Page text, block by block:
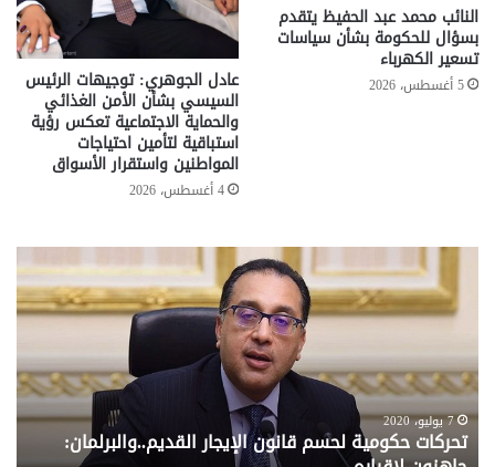
النائب محمد عبد الحفيظ يتقدم
بسؤال للحكومة بشأن سياسات
تسعير الكهرباء
5 أغسطس، 2026 عادل الجوهري: توجيهات الرئيس
السيسي بشأن الأمن الغذائي
والحماية الاجتماعية تعكس رؤية
استباقية لتأمين احتياجات
المواطنين واستقرار الأسواق
4 أغسطس، 2026
تحركات
حكومية
لحسم
قانون
القديم..والبرلمان:
جاهزون
لإقراره
7 يوليو، 2020
تحركات حكومية لحسم قانون الإيجار القديم..والبرلمان:
..
من